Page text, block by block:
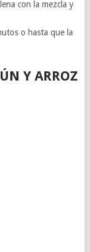
con la mezcla y
o hasta que la
Y ARROZ